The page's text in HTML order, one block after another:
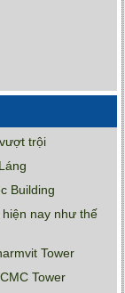
trội
Building
nay như thế
Tower
Tower